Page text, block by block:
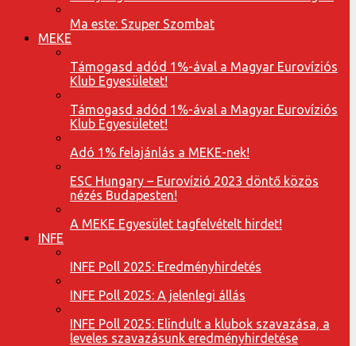
Ma este: Szuper Szombat
MEKE
Támogasd adód 1%-ával a Magyar Eurovíziós
Klub Egyesületet!
Támogasd adód 1%-ával a Magyar Eurovíziós
Klub Egyesületet!
Adó 1% felajánlás a MEKE-nek!
ESC Hungary – Eurovízió 2023 döntő közös
nézés Budapesten!
A MEKE Egyesület tagfelvételt hirdet!
INFE
INFE Poll 2025: Eredményhirdetés
INFE Poll 2025: A jelenlegi állás
INFE Poll 2025: Elindult a klubok szavazása, a
leveles szavazásunk eredményhirdetése